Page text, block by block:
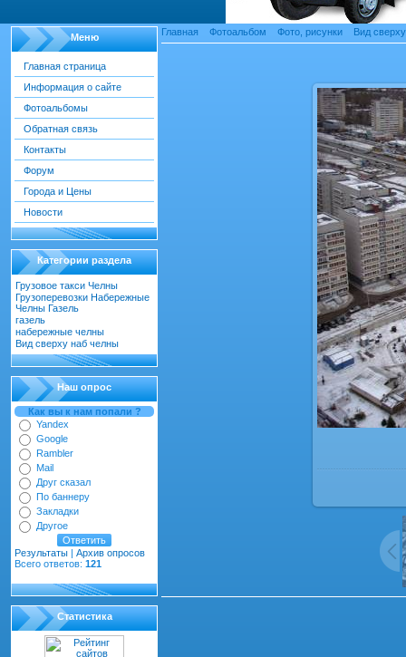
Меню
Главная страница
Информация о сайте
Фотоальбомы
Обратная связь
Контакты
Форум
Города и Цены
Новости
Категории раздела
Грузовое такси Челны
Грузоперевозки Набережные
Челны Газель
газель
набережные челны
Вид сверху наб челны
Наш опрос
Как вы к нам попали ?
Yandex
Google
Rambler
Mail
Друг сказал
По баннеру
Закладки
Другое
Результаты | Архив опросов
Всего ответов: 121
Статистика
Главная Фотоальбом Фото, рисунки Вид